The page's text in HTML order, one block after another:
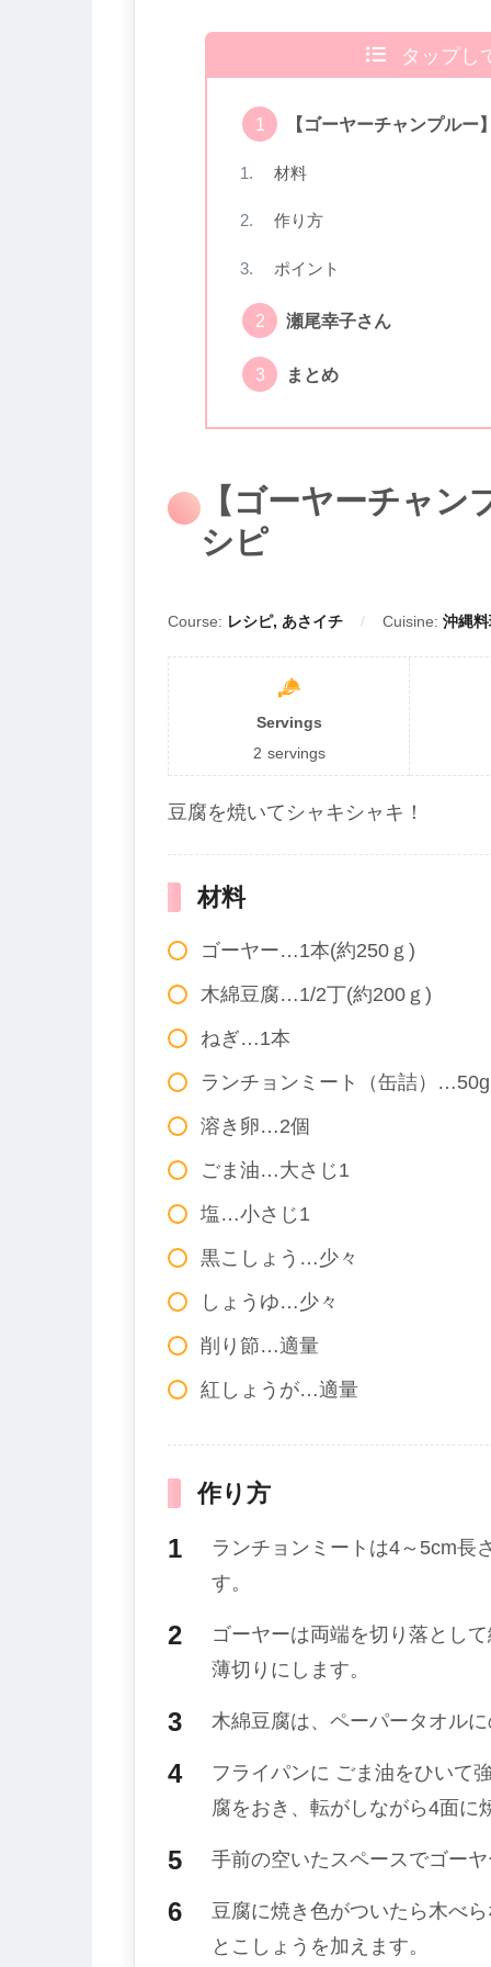
タップし
【ゴーヤーチャンプル
材料
作り方
ポイント
瀬尾幸子さん
まとめ
【ゴーヤーチャ
シピ
Course: レシピ, あさイチ Cuisine: 沖縄
Servings
2 servings
豆腐を焼いてシャキシャキ！
材料
ゴーヤー…1本(約250ｇ)
木綿豆腐…1/2丁(約200ｇ)
ねぎ…1本
ランチョンミート（缶詰）…50g
溶き卵…2個
ごま油…大さじ1
塩…小さじ1
黒こしょう…少々
しょうゆ…少々
削り節…適量
紅しょうが…適量
作り方
ランチョンミートは4～5cm長
す。
ゴーヤーは両端を切り落とし
薄切りにします。
木綿豆腐は、ペーパータオル
フライパンに ごま油をひいて
腐をおき、転がしながら4面に
手前の空いたスペースでゴー
豆腐に焼き色がついたら木べ
とこしょうを加えます。